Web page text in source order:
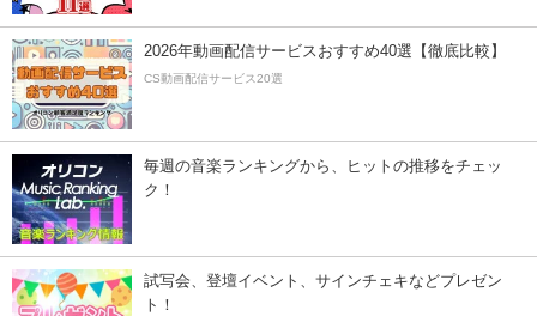
2026年動画配信サービスおすすめ40選【徹底比較】
CS動画配信サービス20選
毎週の音楽ランキングから、ヒットの推移をチェッ
ク！
試写会、登壇イベント、サインチェキなどプレゼン
ト！